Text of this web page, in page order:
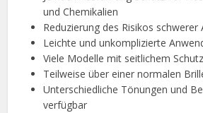
und Chemikalien
Reduzierung des Risikos schwerer
Leichte und unkomplizierte
Viele Modelle mit seitlichem
Teilweise über einer normalen
Unterschiedliche Tönungen und
verfügbar